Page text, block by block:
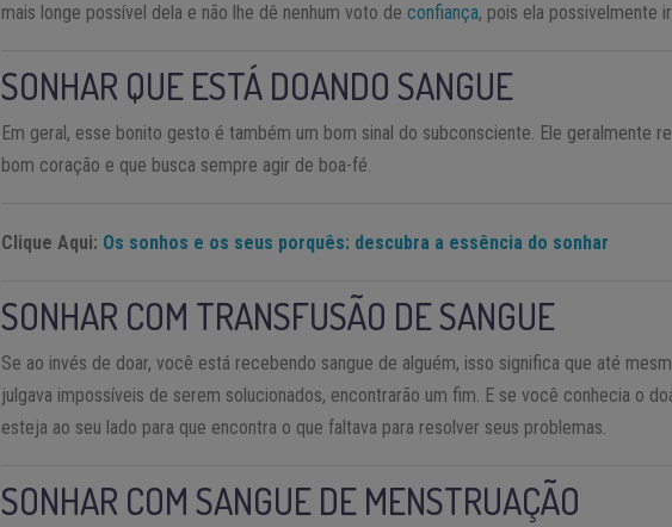
mais longe possível dela e não lhe dê nenhum voto deconfiança, pois ela possivelmente
SONHAR QUE ESTÁ DOANDO SANGUE
Em geral, esse bonito gesto é também um bom sinal do subconsciente. Ele geralmente
bom coração e que busca sempre agir de boa-fé.
Clique Aqui: Os sonhos e os seus porquês: descubra a essência do sonhar
SONHAR COM TRANSFUSÃO DE SANGUE
Se ao invés de doar, você está recebendo sangue de alguém, isso significa que até
julgava impossíveis de serem solucionados, encontrarão um fim. E se você conhecia o
esteja ao seu lado para que encontra o que faltava para resolver seus problemas.
SONHAR COM SANGUE DE MENSTRUAÇÃO